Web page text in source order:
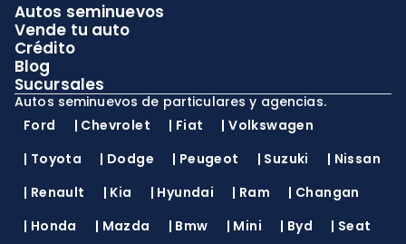
Autos seminuevos
Vende tu auto
Crédito
Blog
Sucursales
Autos seminuevos de particulares y agencias.
Ford
| Chevrolet | Fiat |Volkswagen
| Toyota | Dodge | Peugeot | Suzuki | Nissan
| Renault | Kia | Hyundai | Ram | Changan
| Honda | Mazda | Bmw | Mini | Byd | Seat